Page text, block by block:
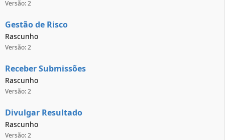
Versão: 2
Gestão de Risco
Rascunho
Versão: 2
Receber Submissões
Rascunho
Versão: 2
Divulgar Resultado
Rascunho
Versão: 2